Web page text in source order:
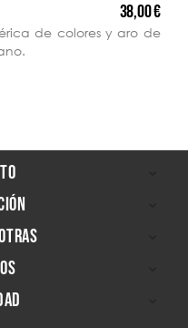
38,00 €
de colores y aro de